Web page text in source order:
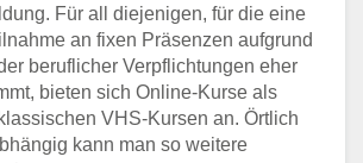
Für all diejenigen, für die eine
an fixen Präsenzen aufgrund
beruflicher Verpflichtungen eher
bieten sich Online-Kurse als
VHS-Kursen an. Örtlich
kann man so weitere